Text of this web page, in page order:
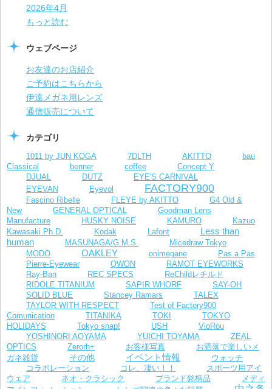
2026年4月
もっと読む
ウェブページ
お友達のお店紹介
ご予約はこちらから
伊達メガネ用レンズ
通信販売について
カテゴリ
1011 by JUN KOGA 7DLTH AKITTO
bau
Classical
benner coffee Concept Y
DJUAL DUTZ
EYE'S CARNIVAL
EYEVAN
Eyevol FACTORY900
Fascino Ribelle FLEYE by AKITTO
G4 Old &
New
GENERAL OPTICAL
Goodman Lens
Manufacture
HUSKY NOISE KAMURO
Kazuo
Kawasaki Ph.D.
Kodak Lafont
Less than
human
MASUNAGA/G.M.S.
Micedraw Tokyo
MODO
OAKLEY onimegane
Pas a Pas
Pierre-Eyewear
QWON
RAMOT EYEWORKS
Ray-Ban
REC SPECS
ReChildレチルド
RIDOLE TITANIUM
SAPIR WHORF
SAY-OH
SOLID BLUE
Stancey Ramars TALEX
TAYLOR WITH RESPECT
Test of Factory900
Comunication
TITANIKA TOKI
TOKYO
HOLIDAYS
Tokyo snap! USH VioRou
YOSHINORI AOYAMA YUICHI TOYAMA
ZEAL
OPTICS
Zerorh+ お客様写真
お洒落で楽しいメ
ガネ雑貨
その他 イベント情報
ウォッチ
コラボレーション
コレ、凄い！！
スポーツ用アイ
ウェア
ネオ・クラシック ブランド銘柄品
メディ